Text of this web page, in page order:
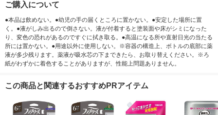
ご購入について
●本品は飲めない。●幼児の手の届くところに置かない。●安定した場所に置
く。●液がしみ出るので倒さない。液が付着すると塗装面や床がシミになった
り、変色の恐れがあるのですぐに拭き取る。●高温になる所や直射日光の当たる
所には置かない。●用途以外に使用しない。※容器の構造上、ボトルの底部に薬
液が多少残ります。薬液が吸水芯の下まできたら、お取り替えください。※ろ
紙がわずかに着色することがありますが、性能上問題ありません。
この商品と関連するおすすめPRアイテム